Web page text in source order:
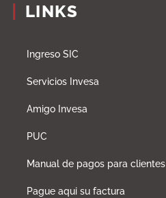
LINKS
Ingreso SIC
Servicios Invesa
Amigo Invesa
PUC
Manual de pagos para clientes
Pague aqui su factura